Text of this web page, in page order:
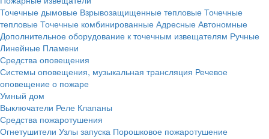
Точечные дымовые Взрывозащищенные тепловые Точечные
тепловые Точечные комбинированные Адресные Автономные
Дополнительное оборудование к точечным извещателям Ручные
Линейные Пламени
Средства оповещения
Системы оповещения, музыкальная трансляция Речевое
оповещение о пожаре
Умный дом
Выключатели Реле Клапаны
Средства пожаротушения
Огнетушители Узлы запуска Порошковое пожаротушение